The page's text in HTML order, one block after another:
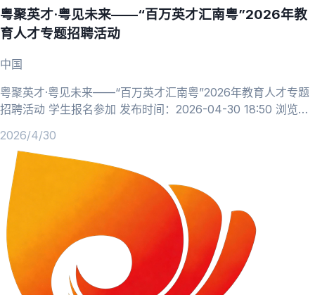
骗，加强自我保护，以任何理由索取财物，均涉嫌违法，请提高
警惕！ 招聘公告详情 高博人才2026年春季“新质引擎·智领未
来”全国巡回博士、博士后高
粤聚英才·粤见未来——“百万英才汇南粤”2026年教
育人才专题招聘活动
中国
粤聚英才·粤见未来——“百万英才汇南粤”2026年教育人才专题
招聘活动 学生报名参加 发布时间：2026-04-30 18:50 浏览次
地点；准备好个人简历准时参会；与会期间管好个人物品，谨防
物品丢失。 招聘会类型：线下招聘会 举办时间：2026-05-10
09:00-15:00（周日） 举办地址：华南师范大学大学城校园体育
馆（广州市番
2026/4/30